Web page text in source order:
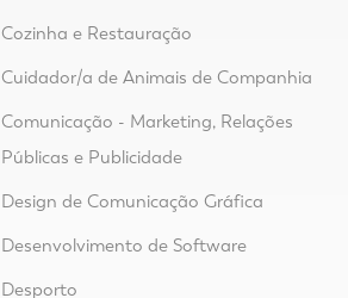
Cozinha e Restauração
Cuidador/a de Animais de Companhia
Comunicação - Marketing, Relações
Públicas e Publicidade
Design de Comunicação Gráfica
Desenvolvimento de Software
Desporto